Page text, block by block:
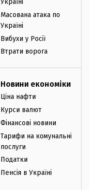
Україні
Масована атака по
Україні
Вибухи у Росії
Втрати ворога
Новини економіки
Ціна нафти
Курси валют
Фінансові новини
Тарифи на комунальні
послуги
Податки
Пенсія в Україні